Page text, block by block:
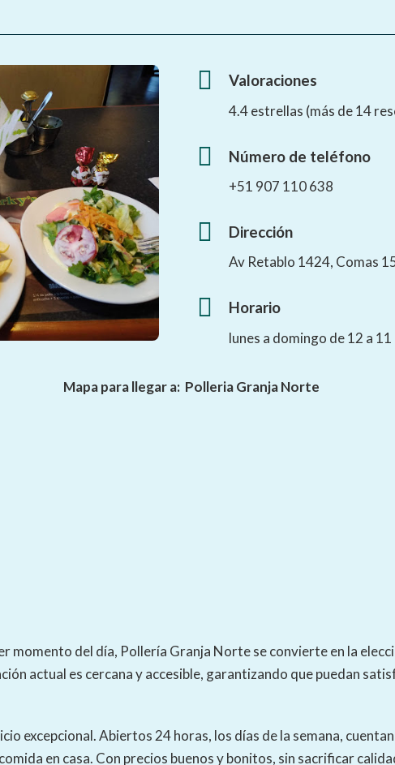
Valoraciones
4.4 estrellas (más de 14
Número de teléfono
+51 907 110 638
Dirección
Av Retablo 1424, Comas
Horario
lunes a domingo de 12 a 11
Mapa para llegar a: Polleria Granja Norte
momento del día, Pollería Granja Norte se convierte en la
actual es cercana y accesible, garantizando que puedan
excepcional. Abiertos 24 horas, los días de la semana,
en casa. Con precios buenos y bonitos, sin sacrificar